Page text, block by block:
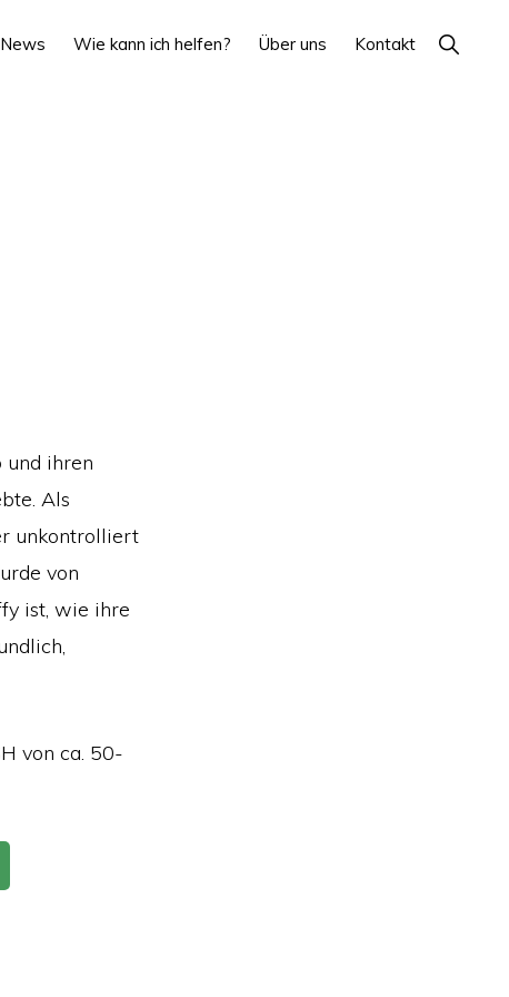
News Wie kann ich helfen? Über uns Kontakt Show
Search
ihren
Als
unkontrolliert
von
ist, wie ihre
von ca. 50-